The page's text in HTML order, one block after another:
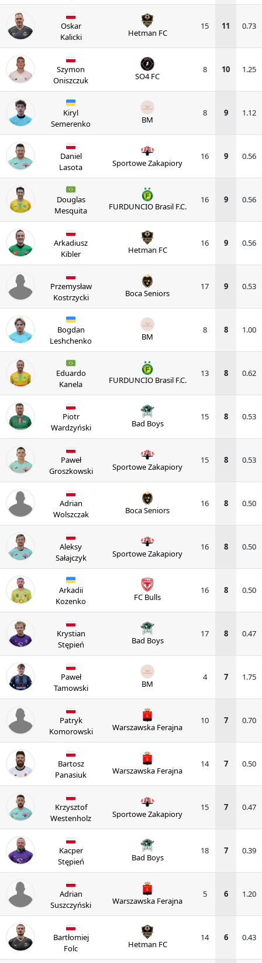
Oskar
Kalicki
Hetman FC
15 11 0.73
Szymon
Oniszczuk
SO4 FC
8 10 1.25
Kiryl
Semerenko
BM
8 9 1.12
Daniel
Lasota
Sportowe Zakapiory
16 9 0.56
Douglas
Mesquita
FURDUNCIO Brasil F.C.
16 9 0.56
Arkadiusz
Kibler
Hetman FC
16 9 0.56
Przemysław
Kostrzycki
Boca Seniors
17 9 0.53
Bogdan
Leshchenko
BM
8 8 1.00
Eduardo
Kanela
FURDUNCIO Brasil F.C.
13 8 0.62
Piotr
Wardzyński
Bad Boys
15 8 0.53
Paweł
Groszkowski
Sportowe Zakapiory
15 8 0.53
Adrian
Wolszczak
Boca Seniors
16 8 0.50
Aleksy
Sałajczyk
Sportowe Zakapiory
16 8 0.50
Arkadii
Kozenko
FC Bulls
16 8 0.50
Krystian
Stępień
Bad Boys
17 8 0.47
Paweł
Tamowski
BM
4 7 1.75
Patryk
Komorowski
Warszawska Ferajna
10 7 0.70
Bartosz
Panasiuk
Warszawska Ferajna
14 7 0.50
Krzysztof
Westenholz
Sportowe Zakapiory
15 7 0.47
Kacper
Stępień
Bad Boys
18 7 0.39
Adrian
Suszczyński
Warszawska Ferajna
5 6 1.20
Bartłomiej
Folc
Hetman FC
14 6 0.43